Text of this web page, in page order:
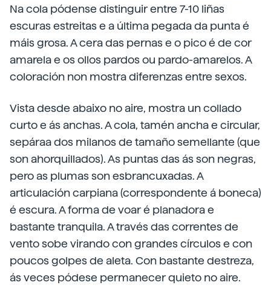
Na cola pódense distinguir entre 7-10 liñas
escuras estreitas e a última pegada da punta é
máis grosa. A cera das pernas e o pico é de cor
amarela e os ollos pardos ou pardo-amarelos. A
coloración non mostra diferenzas entre sexos.
Vista desde abaixo no aire, mostra un collado
curto e ás anchas. A cola, tamén ancha e circular,
sepáraa dos milanos de tamaño semellante (que
son ahorquillados). As puntas das ás son negras,
pero as plumas son esbrancuxadas. A
articulación carpiana (correspondente á boneca)
é escura. A forma de voar é planadora e
bastante tranquila. A través das correntes de
vento sobe virando con grandes círculos e con
poucos golpes de aleta. Con bastante destreza,
ás veces pódese permanecer quieto no aire.